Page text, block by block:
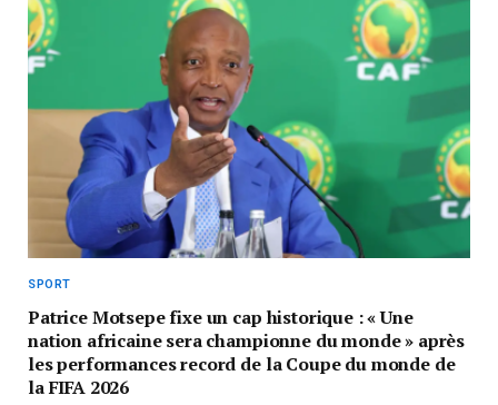
SPORT
Patrice Motsepe fixe un cap historique : « Une
nation africaine sera championne du monde » après
les performances record de la Coupe du monde de
la FIFA 2026